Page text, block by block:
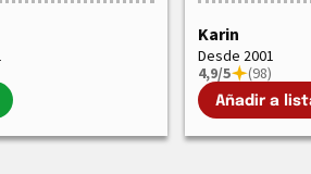
Karin
Desde 2001
4,9/5
(98)
Añadir a